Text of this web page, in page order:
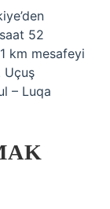
52
km mesafeyi
Uçuş
– Luqa